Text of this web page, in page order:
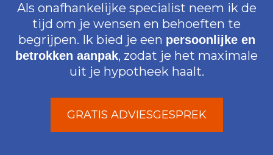
Als onafhankelijke specialist neem ik de
tijd om je wensen en behoeften te
begrijpen. Ik bied je een persoonlijke en
betrokken aanpak, zodat je het maximale
uit je hypotheek haalt.
GRATIS ADVIESGESPREK